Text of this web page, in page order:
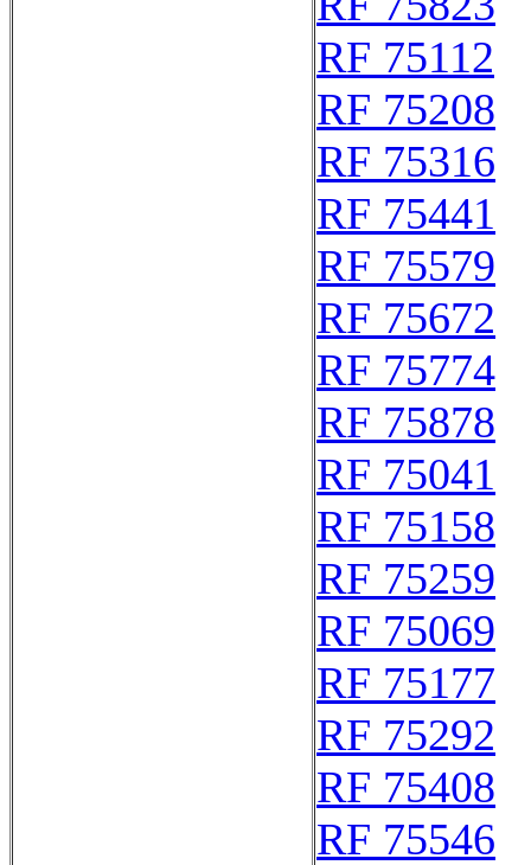
RF 75112
RF 75208
RF 75316
RF 75441
RF 75579
RF 75672
RF 75774
RF 75878
RF 75041
RF 75158
RF 75259
RF 75069
RF 75177
RF 75292
RF 75408
RF 75546